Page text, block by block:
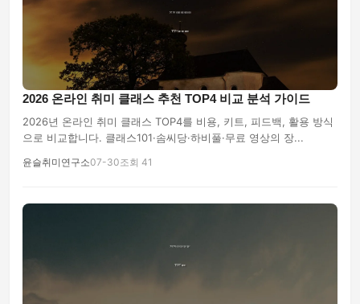
2026 온라인 취미 클래스 추천 TOP4 비교 분석 가이드
2026년 온라인 취미 클래스 TOP4를 비용, 키트, 피드백, 활용 방식
으로 비교합니다. 클래스101·솜씨당·하비풀·무료 영상의 장...
윤슬취미연구소07-30조회 41